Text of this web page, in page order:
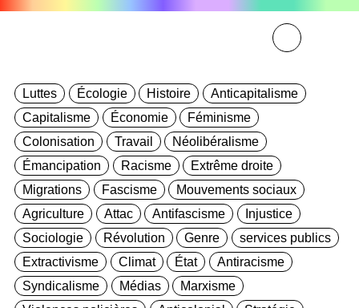
Luttes Écologie Histoire
Anticapitalisme
Capitalisme
Économie
Féminisme
Colonisation
Travail
Néolibéralisme
Émancipation
Racisme
Extrême droite
Migrations
Fascisme
Mouvements sociaux
Agriculture
Attac Antifascisme
Injustice
Sociologie
Révolution Genre
services publics
Extractivisme
Climat État
Antiracisme
Syndicalisme
Médias
Marxisme